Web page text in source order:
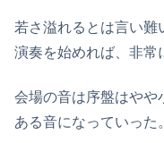
若さ溢れるとは言い難
演奏を始めれば、非常
会場の音は序盤はやや
ある音になっていった。